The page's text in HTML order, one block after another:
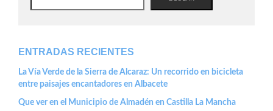
ENTRADAS RECIENTES
La Vía Verde de la Sierra de Alcaraz: Un recorrido en bicicleta
entre paisajes encantadores en Albacete
Que ver en el Municipio de Almadén en Castilla La Mancha